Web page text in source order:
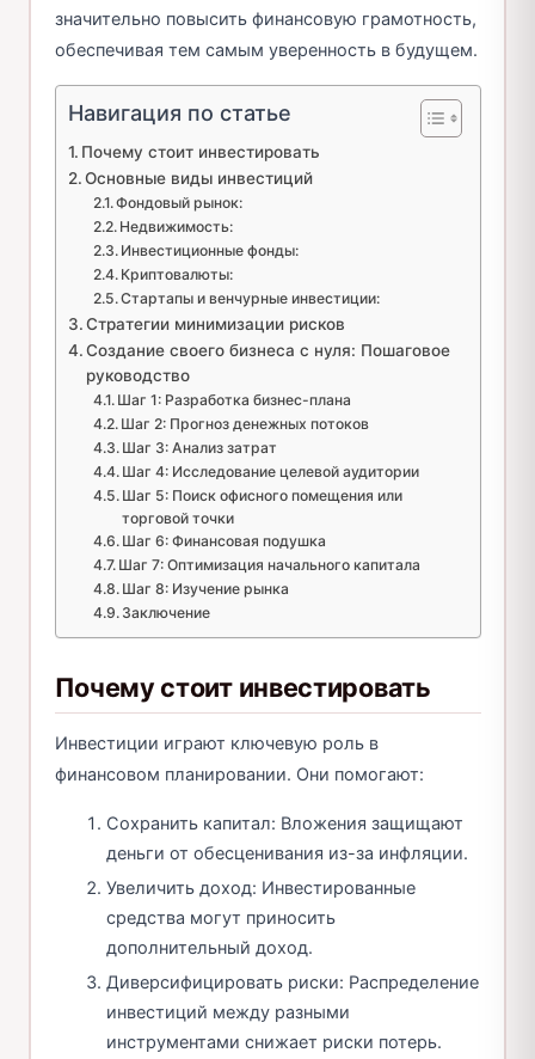
значительно повысить финансовую грамотность,
обеспечивая тем самым уверенность в будущем.
Навигация по статье
Почему стоит инвестировать
Основные виды инвестиций
Фондовый рынок:
Недвижимость:
Инвестиционные фонды:
Криптовалюты:
Стартапы и венчурные инвестиции:
Стратегии минимизации рисков
Создание своего бизнеса с нуля: Пошаговое
руководство
Шаг 1: Разработка бизнес-плана
Шаг 2: Прогноз денежных потоков
Шаг 3: Анализ затрат
Шаг 4: Исследование целевой аудитории
Шаг 5: Поиск офисного помещения или
торговой точки
Шаг 6: Финансовая подушка
Шаг 7: Оптимизация начального капитала
Шаг 8: Изучение рынка
Заключение
Почему стоит инвестировать
Инвестиции играют ключевую роль в
финансовом планировании. Они помогают:
Сохранить капитал: Вложения защищают
деньги от обесценивания из-за инфляции.
Увеличить доход: Инвестированные
средства могут приносить
дополнительный доход.
Диверсифицировать риски: Распределение
инвестиций между разными
инструментами снижает риски потерь.